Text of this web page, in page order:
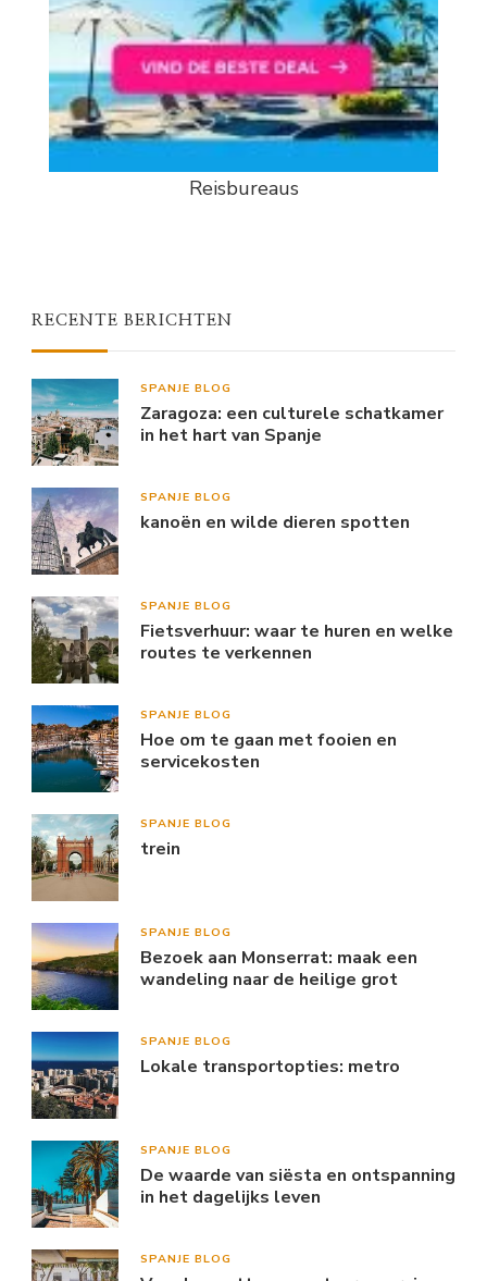
Reisbureaus
RECENTE BERICHTEN
SPANJE BLOG
Zaragoza: een culturele schatkamer
in het hart van Spanje
SPANJE BLOG
kanoën en wilde dieren spotten
SPANJE BLOG
Fietsverhuur: waar te huren en welke
routes te verkennen
SPANJE BLOG
Hoe om te gaan met fooien en
servicekosten
SPANJE BLOG
trein
SPANJE BLOG
Bezoek aan Monserrat: maak een
wandeling naar de heilige grot
SPANJE BLOG
Lokale transportopties: metro
SPANJE BLOG
De waarde van siësta en ontspanning
in het dagelijks leven
SPANJE BLOG